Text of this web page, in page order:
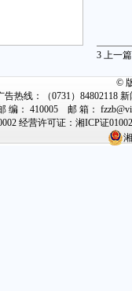
3 上一篇
©
告热线：（0731）84802118
编： 410005 邮 箱：
经营许可证：湘ICP证